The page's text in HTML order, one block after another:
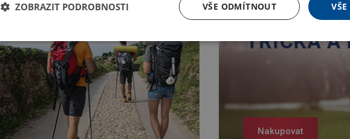
Nakupovat
VŠE ODMÍTNOUT
ZOBRAZIT PODROBNOSTI